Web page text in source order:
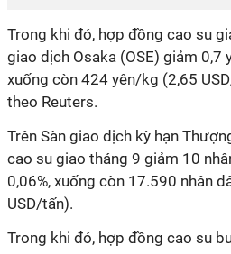
Trong khi đó, hợp đồng cao su
giao dịch Osaka (OSE) giảm 0,7
xuống còn 424 yên/kg (2,65
theo Reuters.
Trên Sàn giao dịch kỳ hạn
cao su giao tháng 9 giảm 10
0,06%, xuống còn 17.590 nhân
USD/tấn).
Trong khi đó, hợp đồng cao su